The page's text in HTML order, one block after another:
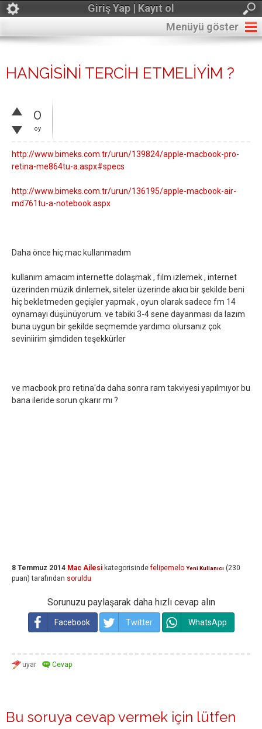
Giriş Yap | Kayıt ol
Menüyü göster
HANGİSİNİ TERCİH ETMELİYİM ?
0
oy
http://www.bimeks.com.tr/urun/139824/apple-macbook-pro-
retina-me864tu-a.aspx#specs
http://www.bimeks.com.tr/urun/136195/apple-macbook-air-
md761tu-a-notebook.aspx
Daha önce hiç mac kullanmadım
kullanım amacım internette dolaşmak , film izlemek , internet
üzerinden müzik dinlemek, siteler üzerinde akıcı bir şekilde beni
hiç bekletmeden geçişler yapmak , oyun olarak sadece fm 14
oynamayı düşünüyorum. ve tabiki 3-4 sene dayanması da lazım
buna uygun bir şekilde seçmemde yardımcı olursanız çok
seviniirim şimdiden teşekkürler
ve macbook pro retina'da daha sonra ram takviyesi yapılmıyor bu
bana ileride sorun çıkarır mı ?
8 Temmuz 2014 Mac Ailesi kategorisinde felipemelo Yeni Kullanıcı (230
puan) tarafından soruldu
Sorunuzu paylaşarak daha hızlı cevap alın
Facebook Twitter WhatsApp
Bu soruya cevap vermek için lütfen